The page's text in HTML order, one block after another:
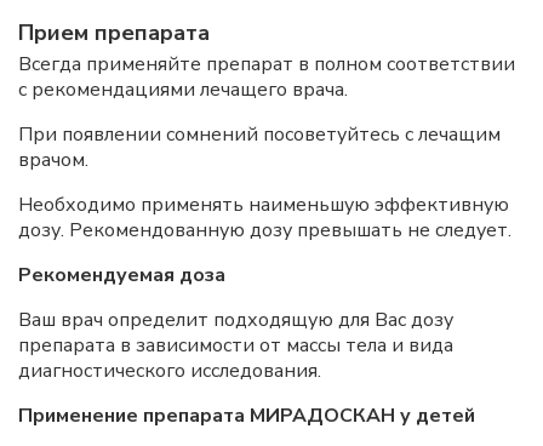
Прием препарата
Всегда применяйте препарат в полном соответствии
с рекомендациями лечащего врача.
При появлении сомнений посоветуйтесь с лечащим
врачом.
Необходимо применять наименьшую эффективную
дозу. Рекомендованную дозу превышать не следует.
Рекомендуемая доза
Ваш врач определит подходящую для Вас дозу
препарата в зависимости от массы тела и вида
диагностического исследования.
Применение препарата МИРАДОСКАН у детей